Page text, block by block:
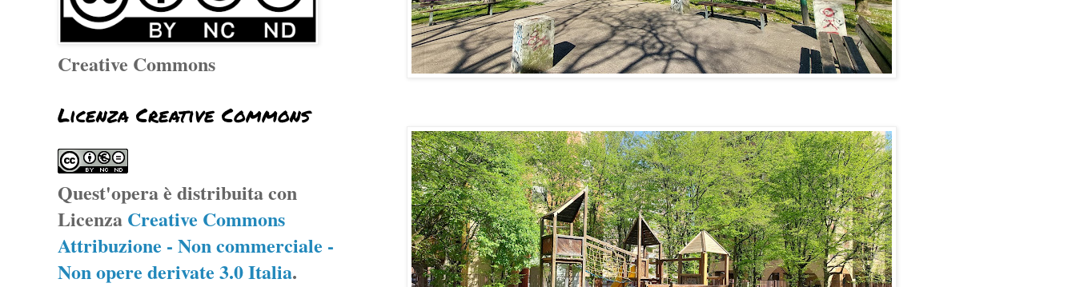
Creative Commons
Licenza Creative Commons
Quest'opera è distribuita con
Licenza Creative Commons
Attribuzione - Non commerciale -
Non opere derivate 3.0 Italia.